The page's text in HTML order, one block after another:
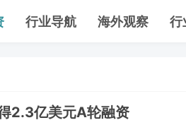
行业导航 海外观察 行
2.3亿美元A轮融资